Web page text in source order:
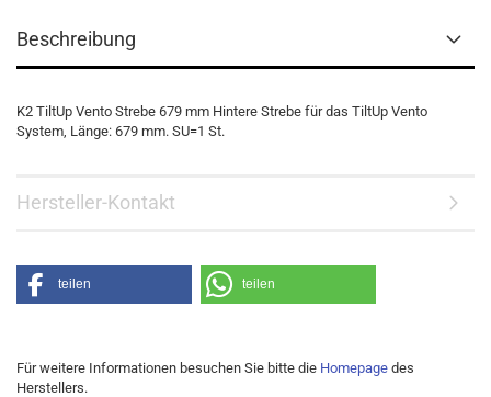
Beschreibung
K2 TiltUp Vento Strebe 679 mm Hintere Strebe für das TiltUp Vento
System, Länge: 679 mm. SU=1 St.
Hersteller-Kontakt
teilen teilen
Für weitere Informationen besuchen Sie bitte die Homepage des
Herstellers.